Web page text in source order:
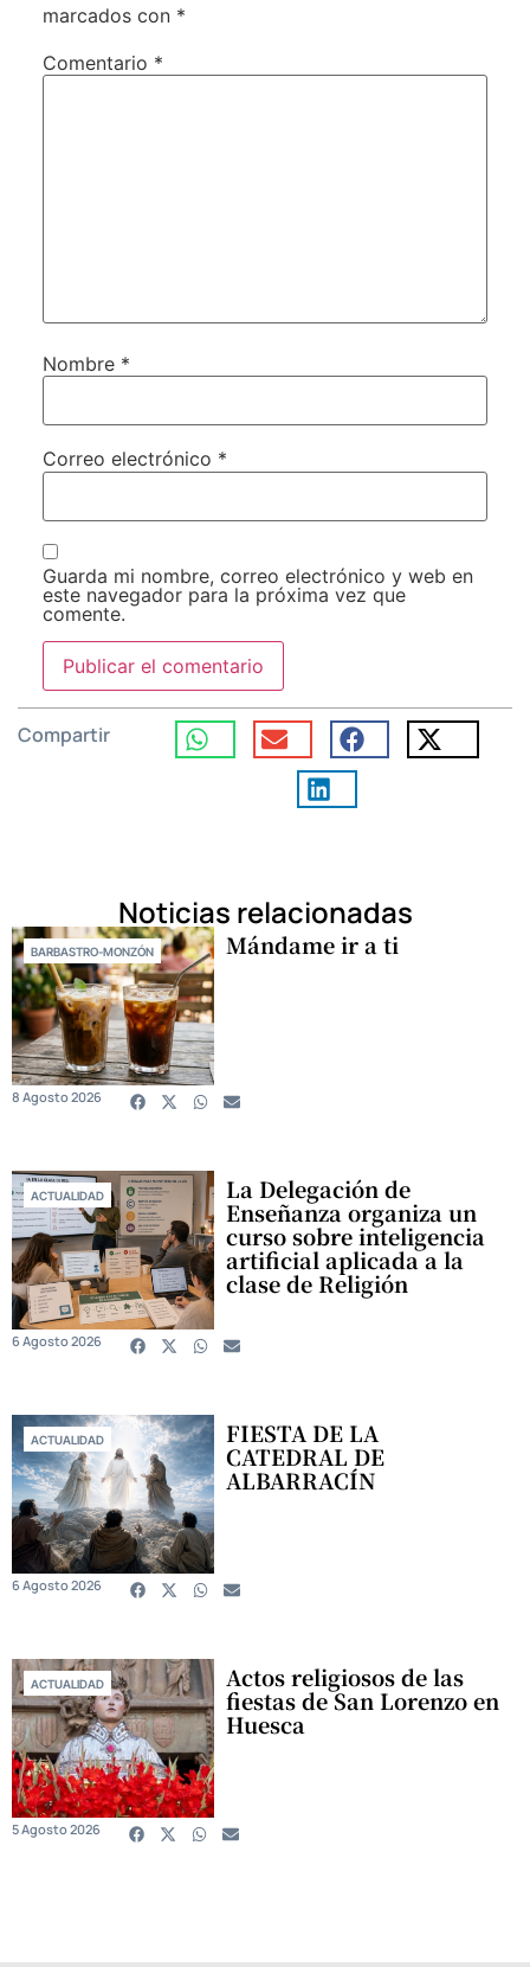
marcados con *
Comentario *
Nombre *
Correo electrónico *
Guarda mi nombre, correo electrónico y web en
este navegador para la próxima vez que
comente.
Compartir
Noticias relacionadas
BARBASTRO-MONZÓN Mándame ir a ti
8 Agosto 2026
ACTUALIDAD La Delegación de
Enseñanza organiza un
curso sobre inteligencia
artificial aplicada a la
clase de Religión
6 Agosto 2026
ACTUALIDAD FIESTA DE LA
CATEDRAL DE
ALBARRACÍN
6 Agosto 2026
ACTUALIDAD Actos religiosos de las
fiestas de San Lorenzo en
Huesca
5 Agosto 2026